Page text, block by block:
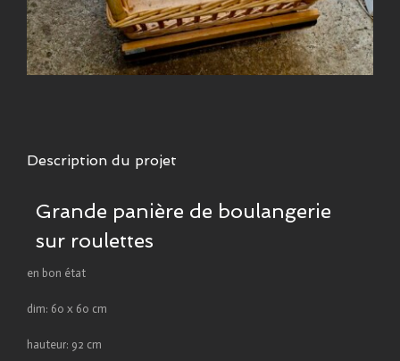
Description du projet
Grande panière de boulangerie
sur roulettes
en bon état
dim: 60 x 60 cm
hauteur: 92 cm